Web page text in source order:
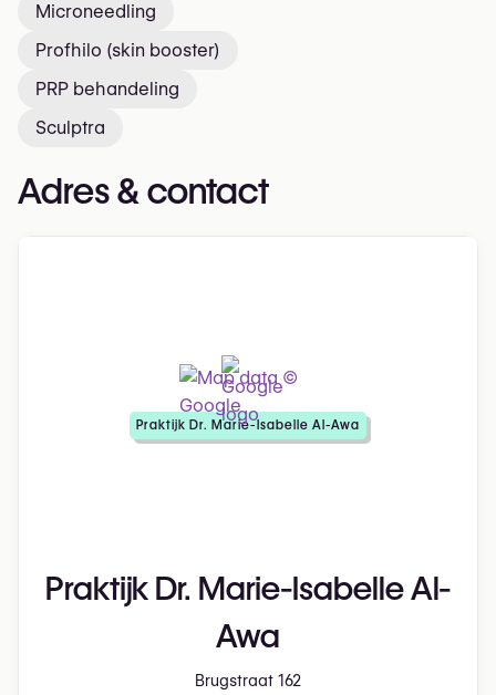
Microneedling
Profhilo (skin booster)
PRP behandeling
Sculptra
Adres & contact
Praktijk Dr. Marie-Isabelle Al-
Awa
Brugstraat 162
Praktijk Dr. Marie-Isabelle Al-Awa